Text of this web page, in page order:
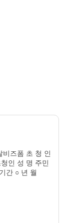
비즈폼 초 청 인
인 성 명 주민
간 ○ 년 월